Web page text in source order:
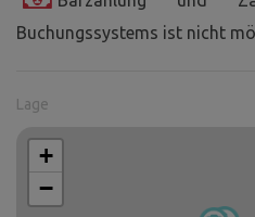
Buchungssystems ist nicht
Lage
+
−